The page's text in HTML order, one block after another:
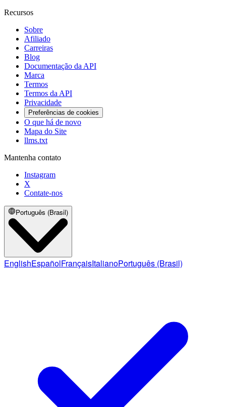
Recursos
Sobre
Afiliado
Carreiras
Blog
Documentação da API
Marca
Termos
Termos da API
Privacidade
Preferências de cookies
O que há de novo
Mapa do Site
llms.txt
Mantenha contato
Instagram
X
Contate-nos
Português (Brasil)
EnglishEspañolFrançaisItalianoPortuguês (Brasil)